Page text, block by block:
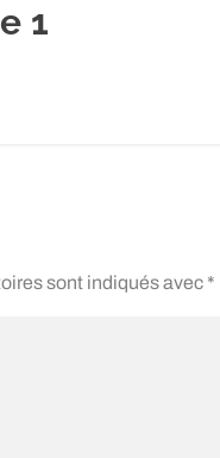
1
sont indiqués avec *